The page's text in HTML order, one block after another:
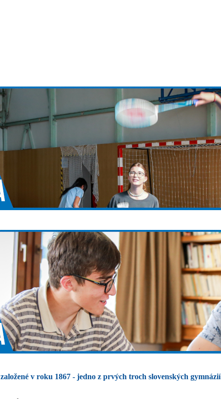
založené v roku 1867 - jedno z prvých troch slovenských gymnázií